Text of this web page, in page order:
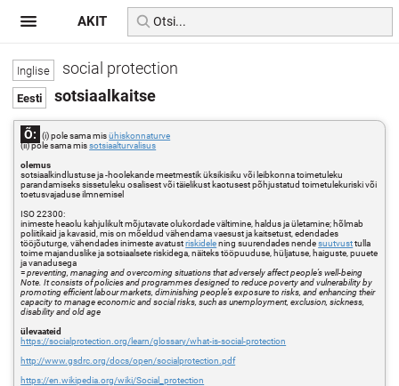
social protection
sotsiaalkaitse
Õ: (i) pole sama misühiskonnaturve
(ii) pole sama missotsiaalturvalisus
olemus
sotsiaalkindlustuse ja -hoolekande meetmestik üksikisiku või leibkonna toimetuleku
parandamiseks sissetuleku osalisest või täielikust kaotusest põhjustatud toimetulekuriski või
toetusvajaduse ilmnemisel
ISO 22300:
inimeste heaolu kahjulikult mõjutavate olukordade vältimine, haldus ja ületamine; hõlmab
poliitikaid ja kavasid, mis on mõeldud vähendama vaesust ja kaitsetust, edendades
tööjõuturge, vähendades inimeste avatustriskidelening suurendades nendesuutvusttulla
toime majanduslike ja sotsiaalsete riskidega, näiteks tööpuuduse, hüljatuse, haiguste, puuete
ja vanadusega
=preventing, managing and overcoming situations that adversely affect people’s well-being
Note. It consists of policies and programmes designed to reduce poverty and vulnerability by
promoting efficient labour markets, diminishing people’s exposure to risks, and enhancing their
capacity to manage economic and social risks, such as unemployment, exclusion, sickness,
disability and old age
ülevaateid
https://socialprotection.org/learn/glossary/what-is-social-protection
http://www.gsdrc.org/docs/open/socialprotection.pdf
https://en.wikipedia.org/wiki/Social_protection
AKIT